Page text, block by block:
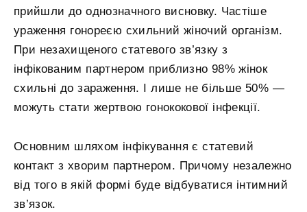
прийшли до однозначного висновку. Частіше
ураження гонореєю схильний жіночий організм.
При незахищеного статевого зв’язку з
інфікованим партнером приблизно 98% жінок
схильні до зараження. І лише не більше 50% —
можуть стати жертвою гонококової інфекції.
Основним шляхом інфікування є статевий
контакт з хворим партнером. Причому незалежно
від того в якій формі буде відбуватися інтимний
зв’язок.